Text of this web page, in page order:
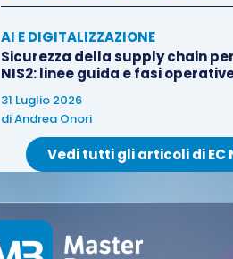
AI E DIGITALIZZAZIONE
Sicurezza della supply chain
NIS2: linee guida e fasi
31 Luglio 2026
diAndrea Onori
Vedi tutti gli articoli di EC